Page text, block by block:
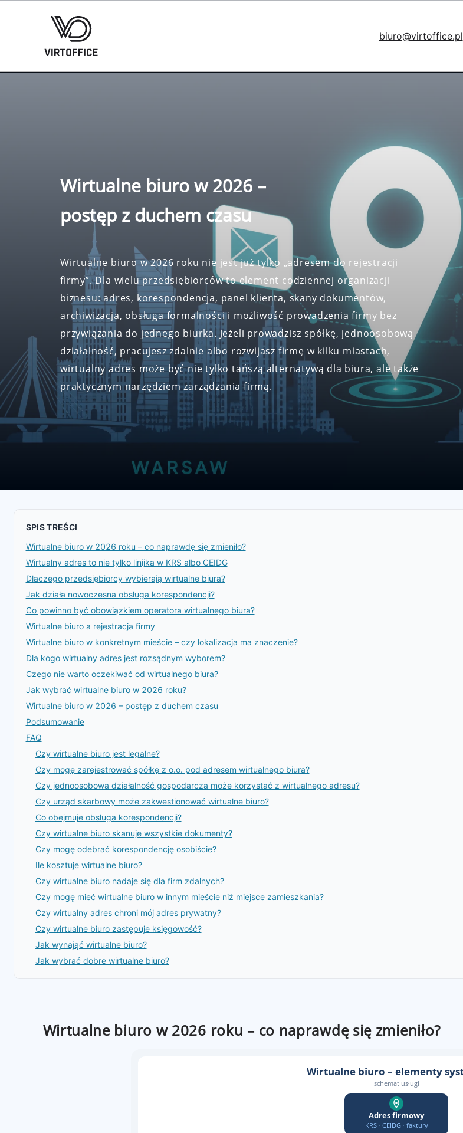
biuro@virtoffice.pl
Wirtualne biuro w 2026 –
postęp z duchem czasu
Wirtualne biuro w 2026 roku nie jest już tylko „adresem do rejestracji
firmy”. Dla wielu przedsiębiorców to element codziennej organizacji
biznesu: adres, korespondencja, panel klienta, skany dokumentów,
archiwizacja, obsługa formalności i możliwość prowadzenia firmy bez
przywiązania do jednego biurka. Jeżeli prowadzisz spółkę, jednoosobową
działalność, pracujesz zdalnie albo rozwijasz firmę w kilku miastach,
wirtualny adres może być nie tylko tańszą alternatywą dla biura, ale także
praktycznym narzędziem zarządzania firmą.
SPIS TREŚCI
Wirtualne biuro w 2026 roku – co naprawdę się zmieniło?
Wirtualny adres to nie tylko linijka w KRS albo CEIDG
Dlaczego przedsiębiorcy wybierają wirtualne biura?
Jak działa nowoczesna obsługa korespondencji?
Co powinno być obowiązkiem operatora wirtualnego biura?
Wirtualne biuro a rejestracja firmy
Wirtualne biuro w konkretnym mieście – czy lokalizacja ma znaczenie?
Dla kogo wirtualny adres jest rozsądnym wyborem?
Czego nie warto oczekiwać od wirtualnego biura?
Jak wybrać wirtualne biuro w 2026 roku?
Wirtualne biuro w 2026 – postęp z duchem czasu
Podsumowanie
FAQ
Czy wirtualne biuro jest legalne?
Czy mogę zarejestrować spółkę z o.o. pod adresem wirtualnego biura?
Czy jednoosobowa działalność gospodarcza może korzystać z wirtualnego adresu?
Czy urząd skarbowy może zakwestionować wirtualne biuro?
Co obejmuje obsługa korespondencji?
Czy wirtualne biuro skanuje wszystkie dokumenty?
Czy mogę odebrać korespondencję osobiście?
Ile kosztuje wirtualne biuro?
Czy wirtualne biuro nadaje się dla firm zdalnych?
Czy mogę mieć wirtualne biuro w innym mieście niż miejsce zamieszkania?
Czy wirtualny adres chroni mój adres prywatny?
Czy wirtualne biuro zastępuje księgowość?
Jak wynająć wirtualne biuro?
Jak wybrać dobre wirtualne biuro?
Wirtualne biuro w 2026 roku – co naprawdę się zmieniło?